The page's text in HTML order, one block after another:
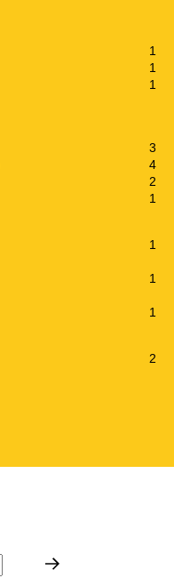
1
1
1
3
4
2
1
1
1
1
2